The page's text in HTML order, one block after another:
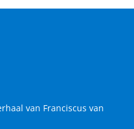
van Franciscus van